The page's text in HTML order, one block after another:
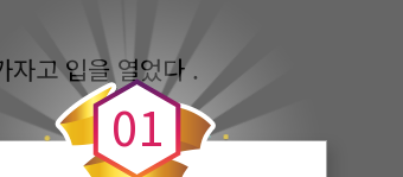
자고 입을 열었다 .
0
0
1